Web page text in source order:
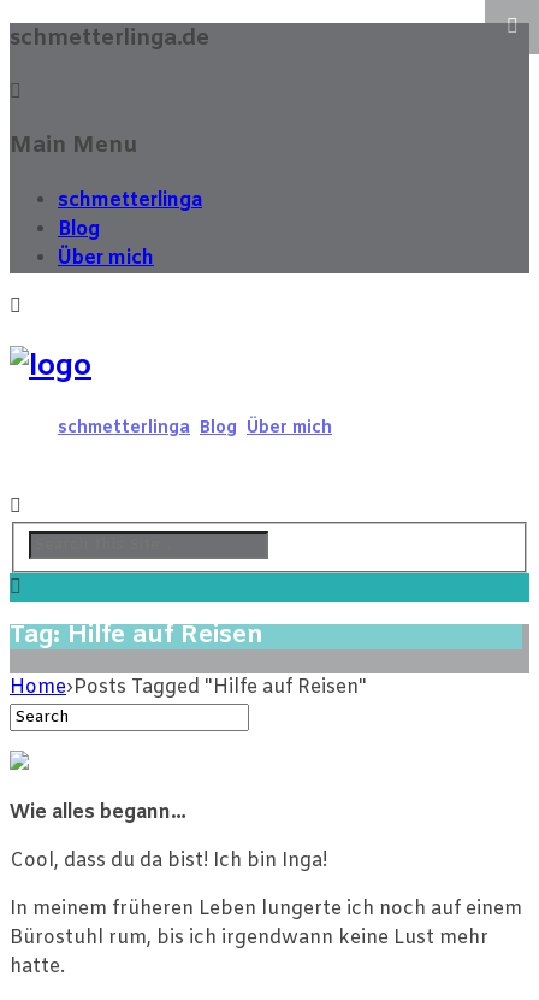
schmetterlinga.de
Main Menu
schmetterlinga
Blog
Über mich
schmetterlinga Blog Über mich
Tag: Hilfe auf Reisen
Home›Posts Tagged "Hilfe auf Reisen"
Wie alles begann…
Cool, dass du da bist! Ich bin Inga!
In meinem früheren Leben lungerte ich noch auf einem
Bürostuhl rum, bis ich irgendwann keine Lust mehr
hatte.